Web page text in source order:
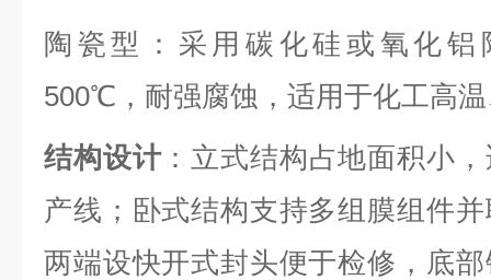
陶瓷型：采用碳化硅或氧化
500℃，耐强腐蚀，适用于化工高
结构设计：立式结构占地面积小
产线；卧式结构支持多组膜组件
两端设快开式封头便于检修，底